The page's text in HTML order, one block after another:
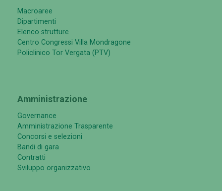
Macroaree
Dipartimenti
Elenco strutture
Centro Congressi Villa Mondragone
Policlinico Tor Vergata (PTV)
Amministrazione
Governance
Amministrazione Trasparente
Concorsi e selezioni
Bandi di gara
Contratti
Sviluppo organizzativo